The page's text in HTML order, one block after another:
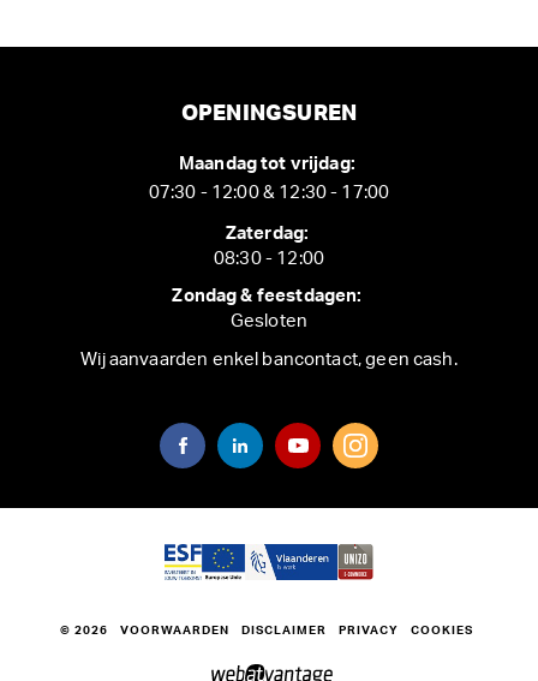
OPENINGSUREN
Maandag tot vrijdag:
07:30 - 12:00 & 12:30 - 17:00
Zaterdag:
08:30 - 12:00
Zondag & feestdagen:
Gesloten
Wij aanvaarden enkel bancontact, geen cash.
© 2026 VOORWAARDEN DISCLAIMER PRIVACY COOKIES